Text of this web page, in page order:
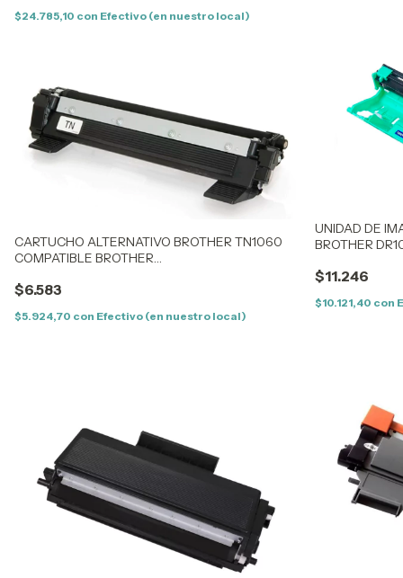
$24.785,10 con Efectivo (en nuestro local)
CARTUCHO ALTERNATIVO BROTHER TN1060
COMPATIBLE BROTHER
1110/1112/1810/1815/1510/1512
$6.583
$5.924,70 con Efectivo (en nuestro local)
UNIDAD DE
BROTHER
1000/1010/
$11.246
$10.121,40 con